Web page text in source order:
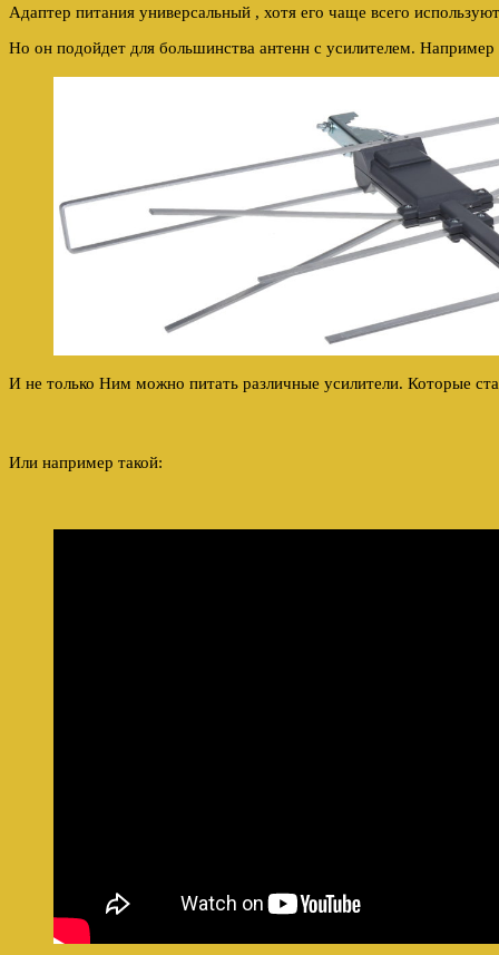
Адаптер питания универсальный , хотя его чаще всего
Но он подойдет для большинства антенн с усилителем. Например
И не только Ним можно питать различные усилители. Которые
Или например такой: